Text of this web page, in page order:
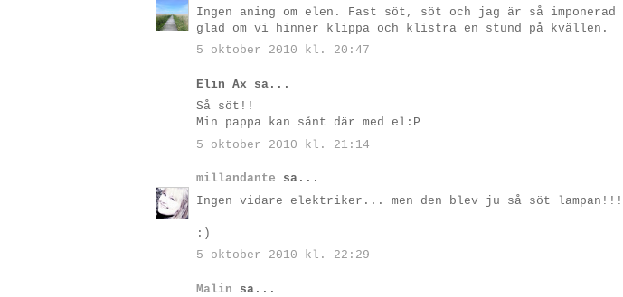
Ingen aning om elen. Fast söt, söt och jag är så
glad om vi hinner klippa och klistra en stund på kvällen.
5 oktober 2010 kl. 20:47
Elin Ax sa...
Så söt!!
Min pappa kan sånt där med el:P
5 oktober 2010 kl. 21:14
millandante sa...
Ingen vidare elektriker... men den blev ju så söt lampan!!!
:)
5 oktober 2010 kl. 22:29
Malin sa...